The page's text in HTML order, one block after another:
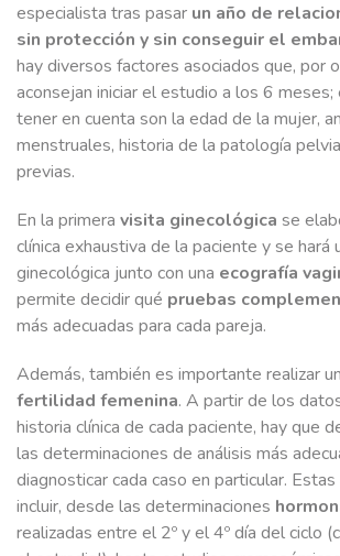
especialista tras pasar un año de
sin protección y sin conseguir el
hay diversos factores asociados que, por
aconsejan iniciar el estudio a los 6
tener en cuenta son la edad de la mujer,
menstruales, historia de la patología
previas.
En la primera visita ginecológica se
clínica exhaustiva de la paciente y se hará
ginecológica junto con una ecografía
permite decidir qué pruebas
más adecuadas para cada pareja.
Además, también es importante realizar un
fertilidad femenina. A partir de los
historia clínica de cada paciente, hay que
las determinaciones de análisis más
diagnosticar cada caso en particular.
incluir, desde las determinaciones
realizadas entre el 2º y el 4º día del ciclo